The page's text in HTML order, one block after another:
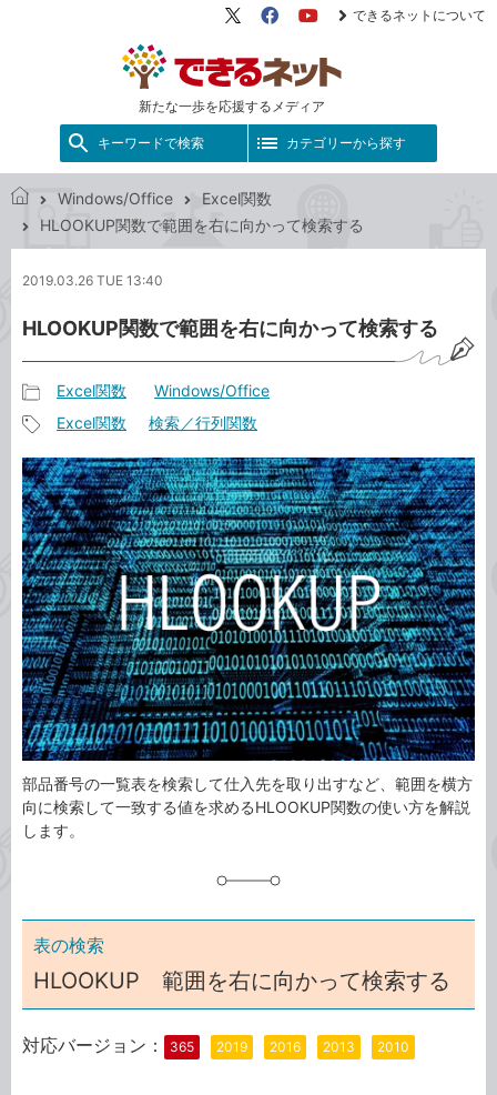
新たな一歩を応援するメディア
X（旧
FacebookYouTube
できるネットについて
キーワードで検索 カテゴリーから探す
で
ネ
ト
Windows/Office
Excel関数
HLOOKUP関数で範囲を右に向かって検索する
2019.03.26 TUE 13:40
HLOOKUP関数で範囲を右に向かって検索する
事
カ
テ
ゴ
リ
Excel関数 Windows/Office
事
タ
グ
Excel関数 検索／行列関数
部品番号の一覧表を検索して仕入先を取り出すなど、範囲を横方
向に検索して一致する値を求めるHLOOKUP関数の使い方を解説
します。
表の検索
HLOOKUP 範囲を右に向かって検索する
対応バージョン： 365 2019 2016 2013 2010